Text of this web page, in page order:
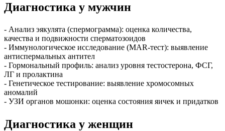
Диагностика у мужчин
- Анализ эякулята (спермограмма): оценка количества,
качества и подвижности сперматозоидов
- Иммунологическое исследование (MAR-тест): выявление
антиспермальных антител
- Гормональный профиль: анализ уровня тестостерона, ФСГ,
ЛГ и пролактина
- Генетическое тестирование: выявление хромосомных
аномалий
- УЗИ органов мошонки: оценка состояния яичек и придатков
Диагностика у женщин